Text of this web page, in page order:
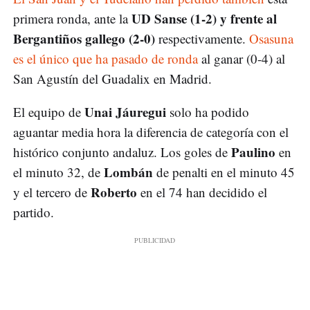
primera ronda, ante laUD Sanse (1-2) y frente al
Bergantiños gallego (2-0) respectivamente. Osasuna
es el único que ha pasado de rondaal ganar (0-4) al
San Agustín del Guadalix en Madrid.
El equipo de Unai Jáuregui solo ha podido
aguantar media hora la diferencia de categoría con el
histórico conjunto andaluz. Los goles de Paulino en
el minuto 32, de Lombán de penalti en el minuto 45
y el tercero de Roberto en el 74 han decidido el
partido.